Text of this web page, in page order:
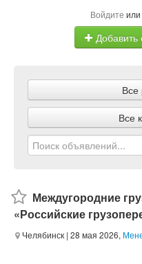
Войдите или
Все
Все
Междугородние
«Российские
Челябинск | 28 мая 2026,